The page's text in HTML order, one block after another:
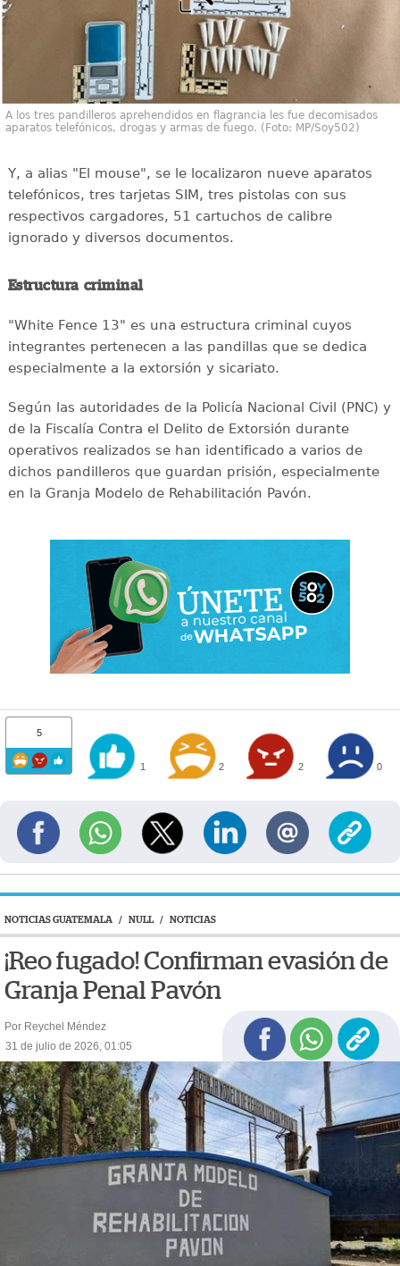
A los tres pandilleros aprehendidos en flagrancia les fue decomisados
aparatos telefónicos, drogas y armas de fuego. (Foto: MP/Soy502)
Y, a alias "El mouse", se le localizaron nueve aparatos
telefónicos, tres tarjetas SIM, tres pistolas con sus
respectivos cargadores, 51 cartuchos de calibre
ignorado y diversos documentos.
Estructura criminal
"White Fence 13" es una estructura criminal cuyos
integrantes pertenecen a las pandillas que se dedica
especialmente a la extorsión y sicariato.
Según las autoridades de la Policía Nacional Civil (PNC) y
de la Fiscalía Contra el Delito de Extorsión durante
operativos realizados se han identificado a varios de
dichos pandilleros que guardan prisión, especialmente
en la Granja Modelo de Rehabilitación Pavón.
5
1 2 2 0
NOTICIAS GUATEMALA / NULL / NOTICIAS
¡Reo fugado! Confirman evasión de
Granja Penal Pavón
Por Reychel Méndez
31 de julio de 2026, 01:05